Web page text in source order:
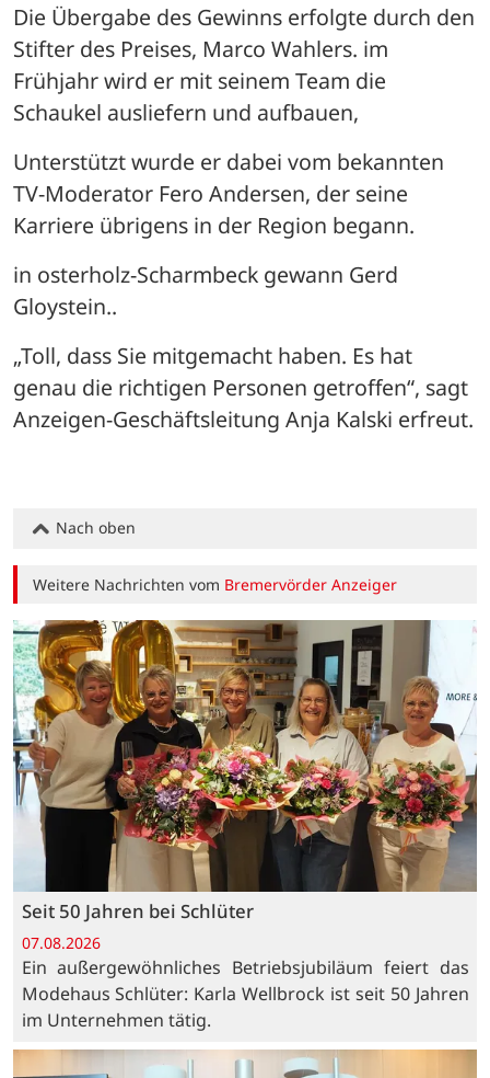
Die Übergabe des Gewinns erfolgte durch den
Stifter des Preises, Marco Wahlers. im
Frühjahr wird er mit seinem Team die
Schaukel ausliefern und aufbauen,
Unterstützt wurde er dabei vom bekannten
TV-Moderator Fero Andersen, der seine
Karriere übrigens in der Region begann.
in osterholz-Scharmbeck gewann Gerd
Gloystein..
„Toll, dass Sie mitgemacht haben. Es hat
genau die richtigen Personen getroffen“, sagt
Anzeigen-Geschäftsleitung Anja Kalski erfreut.
Nach oben
Weitere Nachrichten vom Bremervörder Anzeiger
Seit 50 Jahren bei Schlüter
07.08.2026
Ein außergewöhnliches Betriebsjubiläum feiert das
Modehaus Schlüter: Karla Wellbrock ist seit 50 Jahren
im Unternehmen tätig.